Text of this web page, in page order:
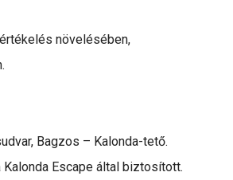
növelésében,
Bagzos – Kalonda-tető.
Escape által biztosított.